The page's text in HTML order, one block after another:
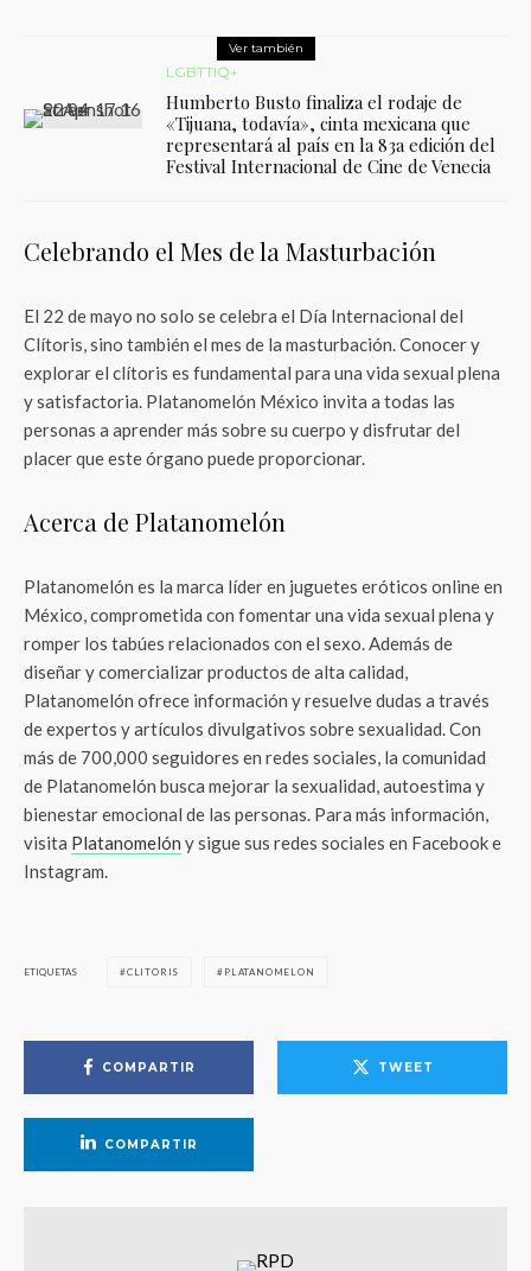
Ver también
LGBTTIQ+
Humberto Busto finaliza el rodaje de
«Tijuana, todavía», cinta mexicana que
representará al país en la 83a edición del
Festival Internacional de Cine de Venecia
Celebrando el Mes de la Masturbación
El 22 de mayo no solo se celebra el Día Internacional del
Clítoris, sino también el mes de la masturbación. Conocer y
explorar el clítoris es fundamental para una vida sexual plena
y satisfactoria. Platanomelón México invita a todas las
personas a aprender más sobre su cuerpo y disfrutar del
placer que este órgano puede proporcionar.
Acerca de Platanomelón
Platanomelón es la marca líder en juguetes eróticos online en
México, comprometida con fomentar una vida sexual plena y
romper los tabúes relacionados con el sexo. Además de
diseñar y comercializar productos de alta calidad,
Platanomelón ofrece información y resuelve dudas a través
de expertos y artículos divulgativos sobre sexualidad. Con
más de 700,000 seguidores en redes sociales, la comunidad
de Platanomelón busca mejorar la sexualidad, autoestima y
bienestar emocional de las personas. Para más información,
visita Platanomelón y sigue sus redes sociales en Facebook e
Instagram.
ETIQUETAS CLITORIS PLATANOMELON
COMPARTIR TWEET
COMPARTIR